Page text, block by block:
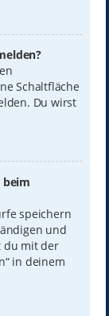
Schaltfläche
Du wirst
beim
speichern
und
du mit der
in deinem